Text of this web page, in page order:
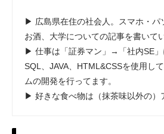
▶ 広島県在住の社会人。スマホ・パ
お酒、大学についての記事を書いて
▶ 仕事は「証券マン」→「社内SE」
SQL、JAVA、HTML&CSSを使用し
ムの開発を行ってます。
▶ 好きな食べ物は（抹茶味以外の）